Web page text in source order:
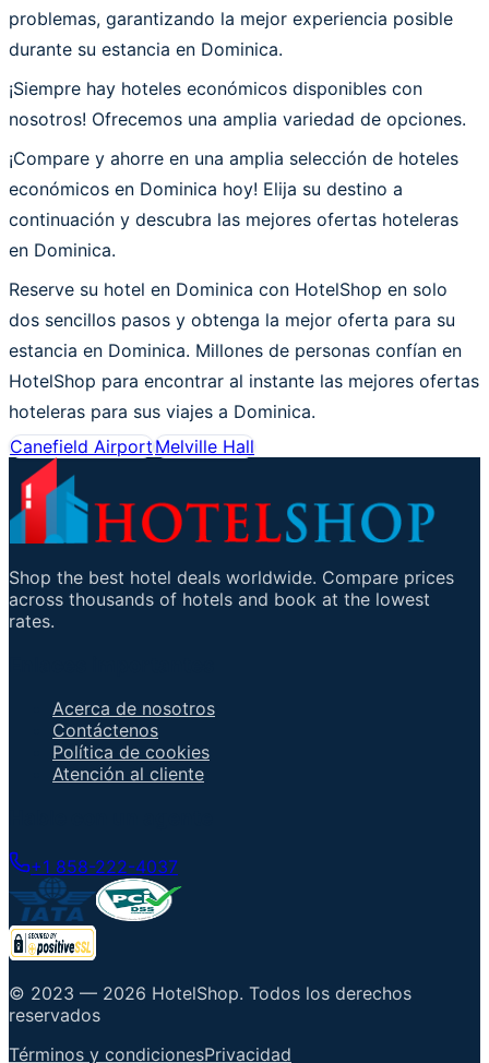
problemas, garantizando la mejor experiencia posible
durante su estancia en Dominica.
¡Siempre hay hoteles económicos disponibles con
nosotros! Ofrecemos una amplia variedad de opciones.
¡Compare y ahorre en una amplia selección de hoteles
económicos en Dominica hoy! Elija su destino a
continuación y descubra las mejores ofertas hoteleras
en Dominica.
Reserve su hotel en Dominica con HotelShop en solo
dos sencillos pasos y obtenga la mejor oferta para su
estancia en Dominica. Millones de personas confían en
HotelShop para encontrar al instante las mejores ofertas
hoteleras para sus viajes a Dominica.
Canefield AirportMelville Hall
Shop the best hotel deals worldwide. Compare prices
across thousands of hotels and book at the lowest
rates.
Acerca de nosotros
Contáctenos
Política de cookies
Atención al cliente
+1 858-222-4037
© 2023 — 2026 HotelShop. Todos los derechos
reservados
Términos y condicionesPrivacidad